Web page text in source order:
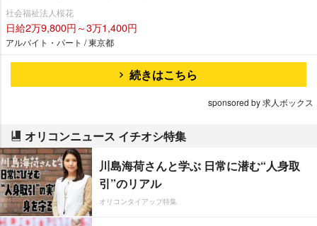
社会福祉法人桜花
日給2万9,800円～3万1,400円
アルバイト・パート / 東京都
続きはこちら
sponsored by 求人ボックス
オリコンニュース イチオシ特集
川島海荷さんと学ぶ 日常に潜む“人身取
引”のリアル
オリコンタイアップ特集